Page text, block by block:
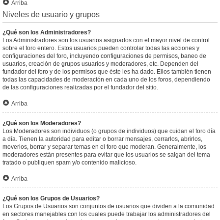
Arriba
Niveles de usuario y grupos
¿Qué son los Administradores?
Los Administradores son los usuarios asignados con el mayor nivel de control
sobre el foro entero. Estos usuarios pueden controlar todas las acciones y
configuraciones del foro, incluyendo configuraciones de permisos, baneo de
usuarios, creación de grupos usuarios y moderadores, etc. Dependen del
fundador del foro y de los permisos que éste les ha dado. Ellos también tienen
todas las capacidades de moderación en cada uno de los foros, dependiendo
de las configuraciones realizadas por el fundador del sitio.
Arriba
¿Qué son los Moderadores?
Los Moderadores son individuos (o grupos de individuos) que cuidan el foro día
a día. Tienen la autoridad para editar o borrar mensajes, cerrarlos, abrirlos,
moverlos, borrar y separar temas en el foro que moderan. Generalmente, los
moderadores están presentes para evitar que los usuarios se salgan del tema
tratado o publiquen spam y/o contenido malicioso.
Arriba
¿Qué son los Grupos de Usuarios?
Los Grupos de Usuarios son conjuntos de usuarios que dividen a la comunidad
en sectores manejables con los cuales puede trabajar los administradores del